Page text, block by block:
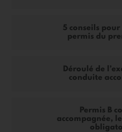
5 conseils pour
permis du
Déroulé de
conduite
Permis B
accompagnée,